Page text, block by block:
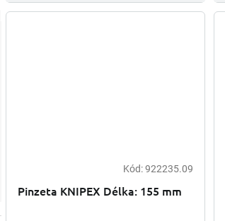
Kód:922235.09
Pinzeta KNIPEX Délka: 155 mm